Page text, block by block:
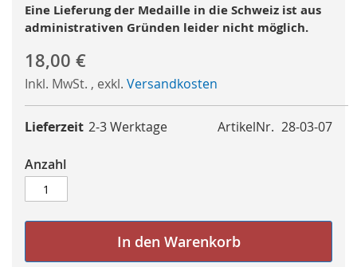
Eine Lieferung der Medaille in die Schweiz ist aus
administrativen Gründen leider nicht möglich.
18,00 €
Inkl. MwSt. , exkl. Versandkosten
ArtikelNr. 28-03-07
Lieferzeit 2-3 Werktage
Anzahl
In den Warenkorb